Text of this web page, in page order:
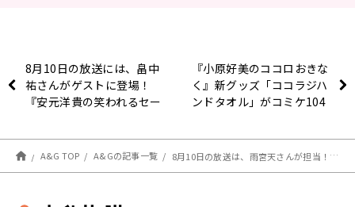
8月10日の放送には、畠中
祐さんがゲストに登場！
『安元洋貴の笑われるセー
『小原好美のココロおきな
く』新グッズ「ココラジハ
ンドタオル」がコミケ104
A&G TOP A&Gの記事一覧 8月10日の放送は、雨宮天さんが担当！『MOMO・SORA・SHIINA Talking Box』